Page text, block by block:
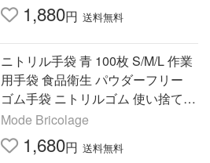
1,880円 送料無料
ニトリル手袋 青 100枚 S/M/L 作業
用手袋 食品衛生 パウダーフリー
ゴム手袋 ニトリルゴム 使い捨て手
袋 食品加工 調理 介護 レジン 爆買
Mode Bricolage
1,680円 送料無料